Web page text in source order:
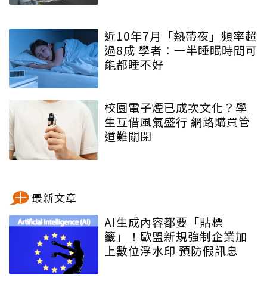
近10年7月「熱帶夜」頻率超
過8成 學者：一半睡眠時間可
能都睡不好
校園電子煙已成次文化？學
生互借風氣盛行 網路購買管
道難關閉
最新文章
AI生成內容都要「貼標
籤」！歐盟新規強制企業加
上數位浮水印 預防假訊息